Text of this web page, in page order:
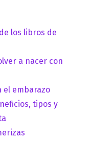
los libros de
a nacer con
el embarazo
tipos y